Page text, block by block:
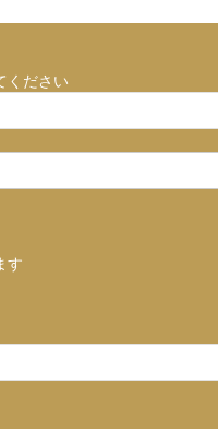
ください
す